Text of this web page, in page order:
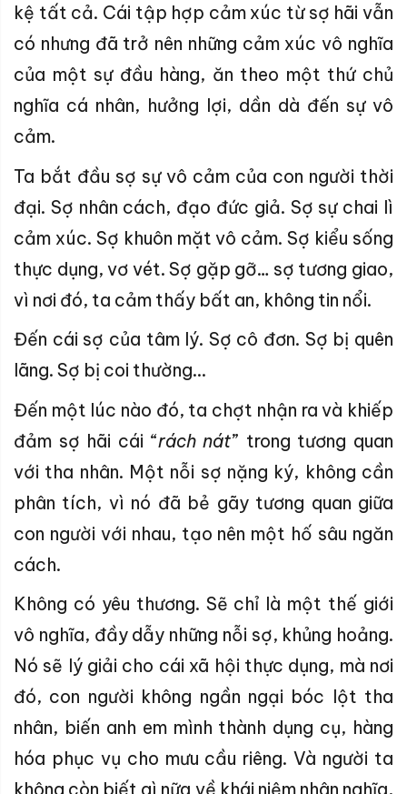
kệ tất cả. Cái tập hợp cảm xúc từ sợ hãi vẫn
có nhưng đã trở nên những cảm xúc vô nghĩa
của một sự đầu hàng, ăn theo một thứ chủ
nghĩa cá nhân, hưởng lợi, dần dà đến sự vô
cảm.
Ta bắt đầu sợ sự vô cảm của con người thời
đại. Sợ nhân cách, đạo đức giả. Sợ sự chai lì
cảm xúc. Sợ khuôn mặt vô cảm. Sợ kiểu sống
thực dụng, vơ vét. Sợ gặp gỡ… sợ tương giao,
vì nơi đó, ta cảm thấy bất an, không tin nổi.
Đến cái sợ của tâm lý. Sợ cô đơn. Sợ bị quên
lãng. Sợ bị coi thường...
Đến một lúc nào đó, ta chợt nhận ra và khiếp
đảm sợ hãi cái “rách nát” trong tương quan
với tha nhân. Một nỗi sợ nặng ký, không cần
phân tích, vì nó đã bẻ gãy tương quan giữa
con người với nhau, tạo nên một hố sâu ngăn
cách.
Không có yêu thương. Sẽ chỉ là một thế giới
vô nghĩa, đầy dẫy những nỗi sợ, khủng hoảng.
Nó sẽ lý giải cho cái xã hội thực dụng, mà nơi
đó, con người không ngần ngại bóc lột tha
nhân, biến anh em mình thành dụng cụ, hàng
hóa phục vụ cho mưu cầu riêng. Và người ta